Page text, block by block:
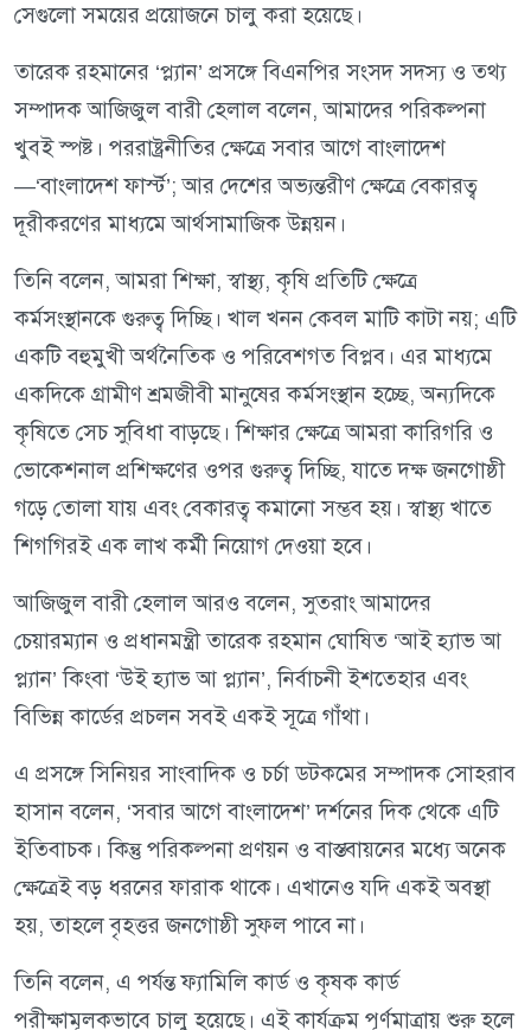
সেগুলো সময়ের প্রয়োজনে চালু করা হয়েছে।
তারেক রহমানের ‘প্ল্যান’ প্রসঙ্গে বিএনপির সংসদ সদস্য ও তথ্য
সম্পাদক আজিজুল বারী হেলাল বলেন, আমাদের পরিকল্পনা
খুবই স্পষ্ট। পররাষ্ট্রনীতির ক্ষেত্রে সবার আগে বাংলাদেশ
—‘বাংলাদেশ ফার্স্ট’; আর দেশের অভ্যন্তরীণ ক্ষেত্রে বেকারত্ব
দূরীকরণের মাধ্যমে আর্থসামাজিক উন্নয়ন।
তিনি বলেন, আমরা শিক্ষা, স্বাস্থ্য, কৃষি প্রতিটি ক্ষেত্রে
কর্মসংস্থানকে গুরুত্ব দিচ্ছি। খাল খনন কেবল মাটি কাটা নয়; এটি
একটি বহুমুখী অর্থনৈতিক ও পরিবেশগত বিপ্লব। এর মাধ্যমে
একদিকে গ্রামীণ শ্রমজীবী মানুষের কর্মসংস্থান হচ্ছে, অন্যদিকে
কৃষিতে সেচ সুবিধা বাড়ছে। শিক্ষার ক্ষেত্রে আমরা কারিগরি ও
ভোকেশনাল প্রশিক্ষণের ওপর গুরুত্ব দিচ্ছি, যাতে দক্ষ জনগোষ্ঠী
গড়ে তোলা যায় এবং বেকারত্ব কমানো সম্ভব হয়। স্বাস্থ্য খাতে
শিগগিরই এক লাখ কর্মী নিয়োগ দেওয়া হবে।
আজিজুল বারী হেলাল আরও বলেন, সুতরাং আমাদের
চেয়ারম্যান ও প্রধানমন্ত্রী তারেক রহমান ঘোষিত ‘আই হ্যাভ আ
প্ল্যান’ কিংবা ‘উই হ্যাভ আ প্ল্যান’, নির্বাচনী ইশতেহার এবং
বিভিন্ন কার্ডের প্রচলন সবই একই সূত্রে গাঁথা।
এ প্রসঙ্গে সিনিয়র সাংবাদিক ও চর্চা ডটকমের সম্পাদক সোহরাব
হাসান বলেন, ‘সবার আগে বাংলাদেশ’ দর্শনের দিক থেকে এটি
ইতিবাচক। কিন্তু পরিকল্পনা প্রণয়ন ও বাস্তবায়নের মধ্যে অনেক
ক্ষেত্রেই বড় ধরনের ফারাক থাকে। এখানেও যদি একই অবস্থা
হয়, তাহলে বৃহত্তর জনগোষ্ঠী সুফল পাবে না।
তিনি বলেন, এ পর্যন্ত ফ্যামিলি কার্ড ও কৃষক কার্ড
পরীক্ষামূলকভাবে চালু হয়েছে। এই কার্যক্রম পূর্ণমাত্রায় শুরু হলে